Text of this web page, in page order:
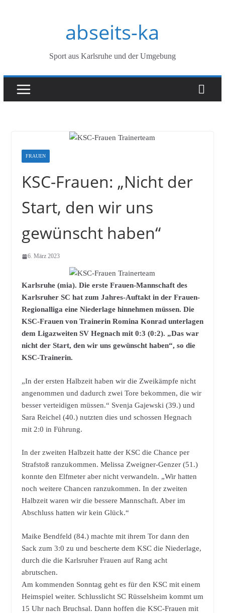
abseits-ka
Sport aus Karlsruhe und der Umgebung
FRAUEN
KSC-Frauen: „Nicht der
Start, den wir uns
gewünscht haben“
6. März 2023
Karlsruhe (mia). Die erste Frauen-Mannschaft des
Karlsruher SC hat zum Jahres-Auftakt in der Frauen-
Regionalliga eine Niederlage hinnehmen müssen. Die
KSC-Frauen von Trainerin Romina Konrad unterlagen
dem Ligazweiten SV Hegnach mit 0:3 (0:2). „Das war
nicht der Start, den wir uns gewünscht haben“, so die
KSC-Trainerin.
„In der ersten Halbzeit haben wir die Zweikämpfe nicht
angenommen und dadurch zwei Tore bekommen, die wir
besser verteidigen müssen.“ Svenja Gajewski (39.) und
Sara Reichel (40.) nutzten dies und schossen Hegnach
mit 2:0 in Führung.
In der zweiten Halbzeit hatte der KSC die Chance per
Strafstoß ranzukommen. Melissa Zweigner-Genzer (51.)
konnte den Elfmeter aber nicht verwandeln. „Wir hatten
noch weitere Chancen ranzukommen. In der zweiten
Halbzeit waren wir die bessere Mannschaft. Aber im
Abschluss hatten wir kein Glück.“
Maike Bendfeld (84.) machte mit ihrem Tor dann den
Sack zum 3:0 zu und bescherte dem KSC die Niederlage,
durch die die Karlsruher Frauen auf Rang acht
abrutschen.
Am kommenden Sonntag geht es für den KSC mit einem
Heimspiel weiter. Schlusslicht SC Rüsselsheim kommt um
15 Uhr nach Bruchsal. Dann hoffen die KSC-Frauen mit